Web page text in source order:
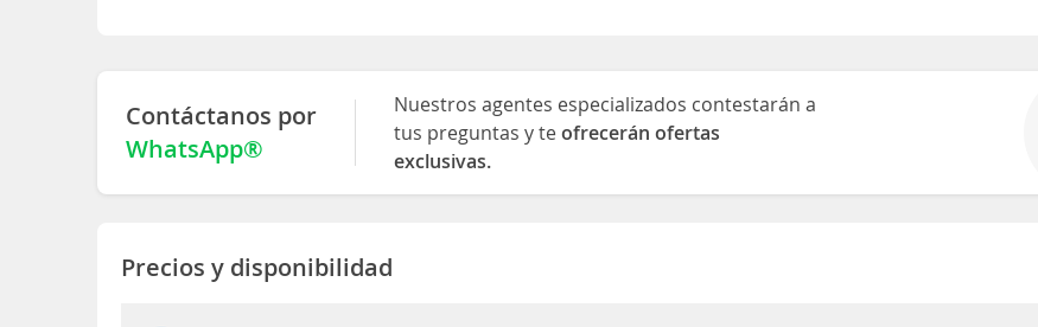
Contáctanos por
WhatsApp®
Nuestros agentes especializados contestarán a
tus preguntas y teofrecerán ofertas
exclusivas.
Precios y disponibilidad